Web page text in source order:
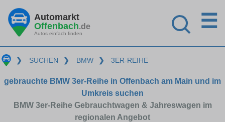
Automarkt
Offenbach.de
Autos einfach finden
☰
❯ SUCHEN ❯ BMW ❯ 3ER-REIHE
gebrauchte BMW 3er-Reihe in Offenbach am Main und im
Umkreis suchen
BMW 3er-Reihe Gebrauchtwagen & Jahreswagen im
regionalen Angebot